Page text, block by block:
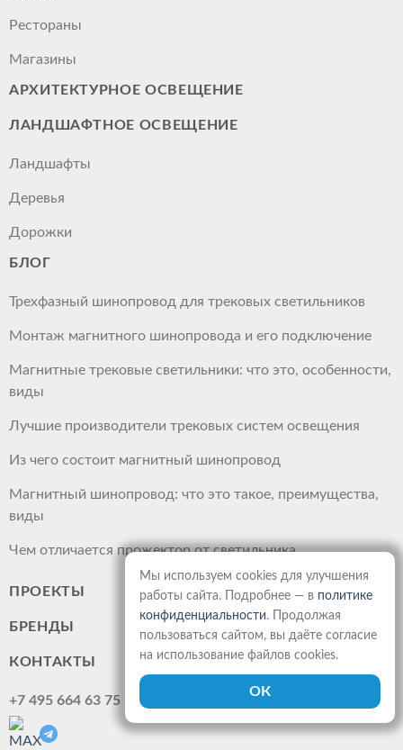
Рестораны
Магазины
АРХИТЕКТУРНОЕ ОСВЕЩЕНИЕ
ЛАНДШАФТНОЕ ОСВЕЩЕНИЕ
Ландшафты
Деревья
Дорожки
БЛОГ
Трехфазный шинопровод для трековых светильников
Монтаж магнитного шинопровода и его подключение
Магнитные трековые светильники: что это, особенности,
виды
Лучшие производители трековых систем освещения
Из чего состоит магнитный шинопровод
Магнитный шинопровод: что это такое, преимущества,
виды
Чем отличается прожектор от светильника
ПРОЕКТЫ
БРЕНДЫ
КОНТАКТЫ
+7 495 664 63 75
Мы используем cookies для улучшения
работы сайта. Подробнее — в политике
конфиденциальности. Продолжая
пользоваться сайтом, вы даёте согласие
на использование файлов cookies.